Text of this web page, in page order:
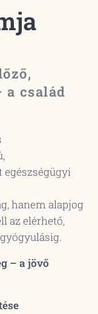
a család
egészségügyi
hanem alapjog
az elérhető,
– a jövő